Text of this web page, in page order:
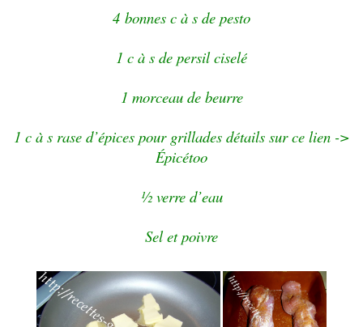
4 bonnes c à s de pesto
1 c à s de persil ciselé
1 morceau de beurre
1 c à s rase d’épices pour grillades détails sur ce lien ->
Épicétoo
½ verre d’eau
Sel et poivre